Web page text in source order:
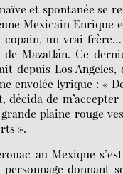
et spontanée se
Mexicain
un vrai
Mazatlán. Ce
depuis Los
envolée lyrique : «
décida de
plaine rouge
».
au Mexique
personnage donnant